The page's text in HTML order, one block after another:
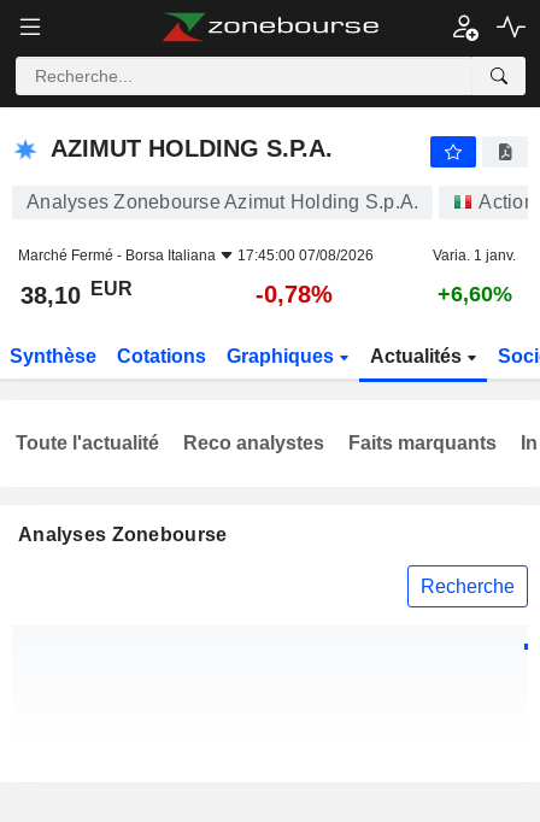
AZIMUT HOLDING S.P.A.
AZIMUT HOLDING S.P.A.
Analyses Zonebourse Azimut Holding S.p.A.
Marché Fermé - Borsa Italiana 17:45:00 07/08/2026 Varia. 1 janv.
38,10 EUR -0,78% +6,60%
Synthèse Cotations Graphiques Actualités
Analyses Zonebourse
Recherche
Toute l'actualité Reco analystes Faits marquants